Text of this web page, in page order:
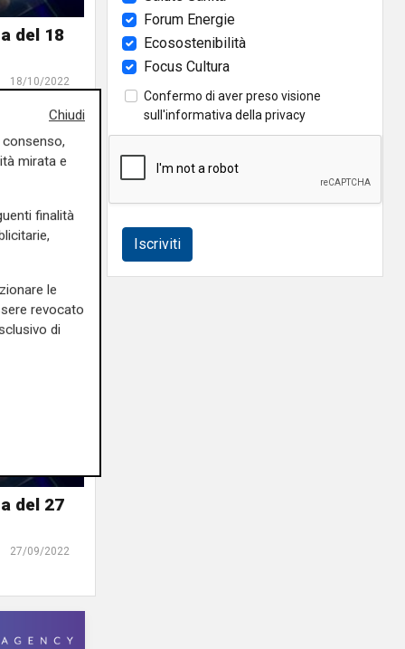
del 18
18/10/2022
del 27
27/09/2022
Forum Energie
Ecosostenibilità
Focus Cultura
Confermo di aver preso visione
sull'informativa della privacy
Iscriviti
Chiudi
mirata e
finalità
le
revocato
di